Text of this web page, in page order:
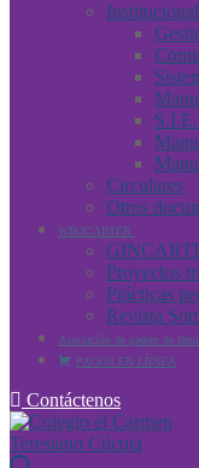
Circulares
Otros
WIKICARTER
Proyectos
Prácticas
Revista
Asociación de padres de
PAGOS EN LÍINEA
Contáctenos